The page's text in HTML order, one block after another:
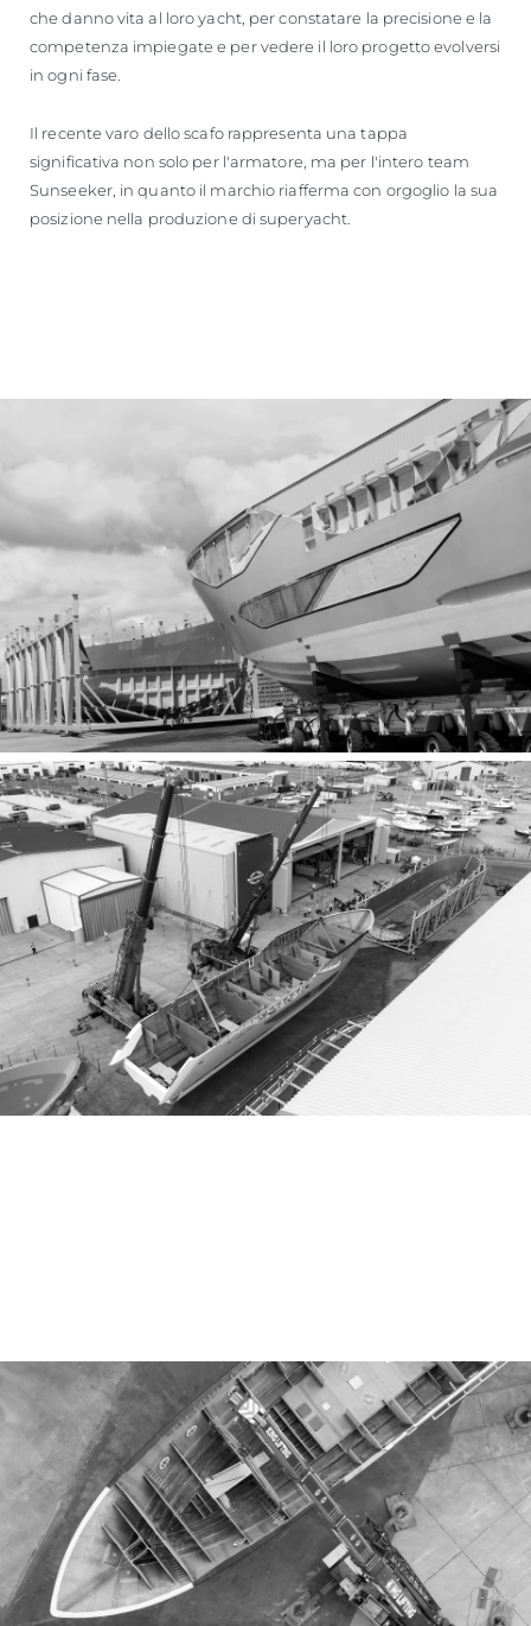
che danno vita al loro yacht, per constatare la precisione e la
competenza impiegate e per vedere il loro progetto evolversi
in ogni fase.
Il recente varo dello scafo rappresenta una tappa
significativa non solo per l'armatore, ma per l'intero team
Sunseeker, in quanto il marchio riafferma con orgoglio la sua
posizione nella produzione di superyacht.